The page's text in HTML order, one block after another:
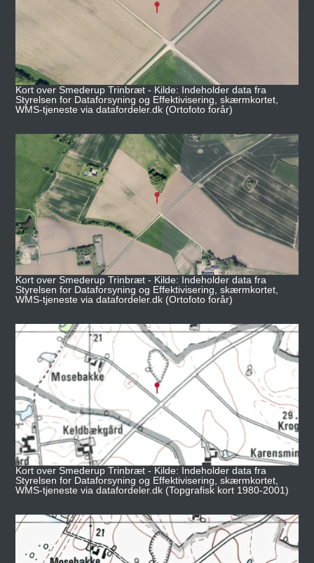
Kort over Smederup Trinbræt - Kilde: Indeholder data fra
Styrelsen for Dataforsyning og Effektivisering, skærmkortet,
WMS-tjeneste via datafordeler.dk (Ortofoto forår)
Kort over Smederup Trinbræt - Kilde: Indeholder data fra
Styrelsen for Dataforsyning og Effektivisering, skærmkortet,
WMS-tjeneste via datafordeler.dk (Ortofoto forår)
Kort over Smederup Trinbræt - Kilde: Indeholder data fra
Styrelsen for Dataforsyning og Effektivisering, skærmkortet,
WMS-tjeneste via datafordeler.dk (Topgrafisk kort 1980-2001)